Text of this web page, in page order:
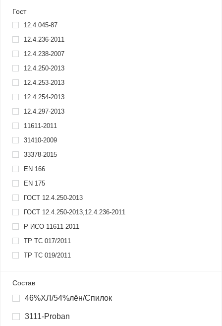
Гост
12.4.045-87
12.4.236-2011
12.4.238-2007
12.4.250-2013
12.4.253-2013
12.4.254-2013
12.4.297-2013
11611-2011
31410-2009
33378-2015
EN 166
EN 175
ГОСТ 12.4.250-2013
ГОСТ 12.4.250-2013,12.4.236-2011
Р ИСО 11611-2011
ТР ТС 017/2011
ТР ТС 019/2011
Состав
46%ХЛ/54%лён/Спилок
3111-Proban